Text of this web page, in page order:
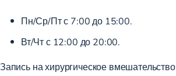
Пн/Ср/Пт с 7:00 до 15:00.
Вт/Чт с 12:00 до 20:00.
Запись на хирургическое вмешательство